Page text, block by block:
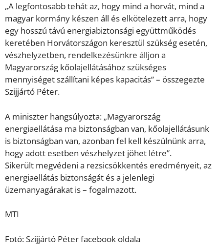
„A legfontosabb tehát az, hogy mind a horvát, mind a
magyar kormány készen áll és elkötelezett arra, hogy
egy hosszú távú energiabiztonsági együttműködés
keretében Horvátországon keresztül szükség esetén,
vészhelyzetben, rendelkezésünkre álljon a
Magyarország kőolajellátásához szükséges
mennyiséget szállítani képes kapacitás” – összegezte
Szijjártó Péter.
A miniszter hangsúlyozta: „Magyarország
energiaellátása ma biztonságban van, kőolajellátásunk
is biztonságban van, azonban fel kell készülnünk arra,
hogy adott esetben vészhelyzet jöhet létre”.
Sikerült megvédeni a rezsicsökkentés eredményeit, az
energiaellátás biztonságát és a jelenlegi
üzemanyagárakat is – fogalmazott.
MTI
Fotó: Szijjártó Péter facebook oldala